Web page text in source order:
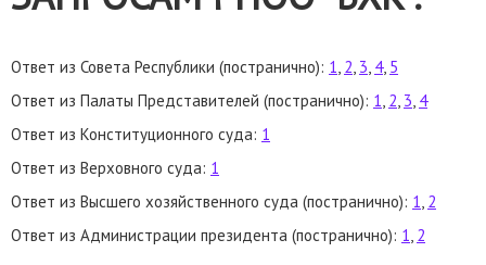
Ответ из Совета Республики (постранично): 1, 2, 3, 4, 5
Ответ из Палаты Представителей (постранично): 1, 2, 3, 4
Ответ из Конституционного суда: 1
Ответ из Верховного суда: 1
Ответ из Высшего хозяйственного суда (постранично): 1, 2
Ответ из Администрации президента (постранично): 1, 2